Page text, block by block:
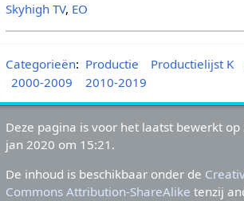
Skyhigh TV, EO
Categorieën: Productie Productielijst K
2000-2009
2010-2019
Deze pagina is voor het laatst bewerkt op
jan 2020 om 15:21.
De inhoud is beschikbaar onder de
Commons Attribution-ShareAlike tenzij